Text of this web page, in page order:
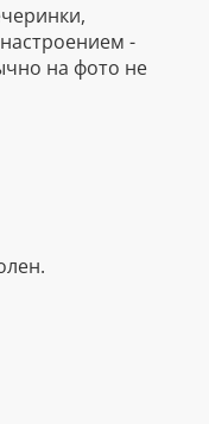
-
на фото не